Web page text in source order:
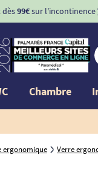
dès99€sur l'incontinence
Chambre
ergonomique Verre